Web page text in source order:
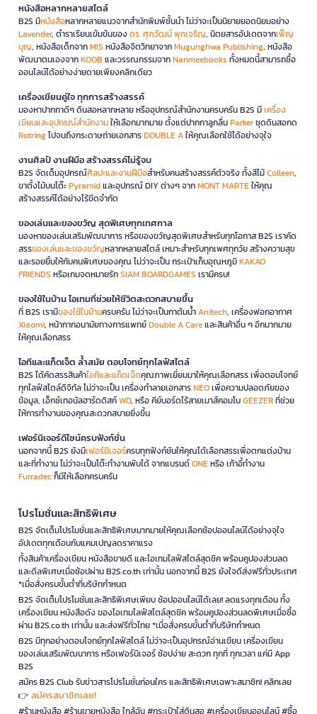
หนังสือหลากหลายสไตล์
B2S มีหนังสือหลากหลายแนวจากสำนักพิมพ์ชั้นนำ ไม่ว่าจะเป็นนิยายยอดนิยมอย่าง
Lavender, ตำราเรียนเข้มข้นของดร. ศุภวัฒน์ พุกเจริญ, นิตยสารอัปเดตจากเพ็ญ
บุญ, หนังสือเด็กจากMIS หนังสือจิตวิทยาจากMugunghwa Publishing, หนังสือ
พัฒนาตนเองจากKOOB และวรรณกรรมจากNanmeebooks ทั้งหมดนี้สามารถซื้อ
ออนไลน์ได้อย่างง่ายดายเพียงคลิกเดียว
เครื่องเขียนคู่ใจ ทุกการสร้างสรรค์
มองหาปากกาดีๆ ดินสอหลากหลาย หรืออุปกรณ์สำนักงานครบครัน B2S มีเครื่อง
เขียนและอุปกรณ์สำนักงานให้เลือกมากมาย ตั้งแต่ปากกาลูกลื่นParkerชุดดินสอกด
Rotringไปจนถึงกระดาษถ่ายเอกสารDOUBLE Aให้คุณเลือกใช้ได้อย่างจุใจ
งานศิลป์ งานฝีมือ สร้างสรรค์ไม่รู้จบ
B2S จัดเต็มอุปกรณ์ศิลปะและงานฝีมือสำหรับคนสร้างสรรค์ตัวจริง ทั้งสีไม้Colleen,
ขาตั้งไม้บนโต๊ะPyramidและอุปกรณ์ DIY ต่างๆ จากMONT MARTEให้คุณ
สร้างสรรค์ได้อย่างไร้ขีดจำกัด
ของเล่นและของขวัญ สุดพิเศษทุกเทศกาล
มองหาของเล่นเสริมพัฒนาการ หรือของขวัญสุดพิเศษสำหรับทุกโอกาส B2S เราคัด
สรรของเล่นและของขวัญหลากหลายสไตล์ เหมาะสำหรับทุกเพศทุกวัย สร้างความสุข
และรอยยิ้มให้กับคนพิเศษของคุณ ไม่ว่าจะเป็น กระเป๋าเก็บอุณหภูมิKAKAO
FRIENDS หรือเกมจดหมายรักSIAM BOARDGAMES เรามีครบ!
ของใช้ในบ้าน ไอเทมที่ช่วยให้ชีวิตสะดวกสบายขึ้น
ที่ B2S เรามีของใช้ในบ้านครบครัน ไม่ว่าจะเป็นกาต้มน้ำAnitech, เครื่องฟอกอากาศ
Xiaomi, หน้ากากอนามัยทางการแพทย์Double A Careและสินค้าอื่น ๆ อีกมากมาย
ให้คุณเลือกสรร
ไอทีและแก็ดเจ็ต ล้ำสมัย ตอบโจทย์ทุกไลฟ์สไตล์
B2S ได้คัดสรรสินค้าไอทีและแก็ดเจ็ตคุณภาพเยี่ยมมาให้คุณเลือกสรร เพื่อตอบโจทย์
ทุกไลฟ์สไตล์ดิจิทัล ไม่ว่าจะเป็น เครื่องทำลายเอกสารNEOเพื่อความปลอดภัยของ
ข้อมูล, เอ็กซ์เทอนัลฮาร์ดดิสก์WD, หรือ คีย์บอร์ดไร้สายเมาส์คอมโบGEEZERที่ช่วย
ให้การทำงานของคุณสะดวกสบายยิ่งขึ้น
เฟอร์นิเจอร์ดีไซน์ครบฟังก์ชั่น
นอกจากนี้ B2S ยังมีเฟอร์นิเจอร์ครบทุกฟังก์ชันให้คุณได้เลือกสรรเพื่อตกแต่งบ้าน
และที่ทำงาน ไม่ว่าจะเป็นโต๊ะทำงานพับได้ จากแบรนด์ONEหรือ เก้าอี้ทำงาน
Furradecก็มีให้เลือกครบครัน
โปรโมชั่นและสิทธิพิเศษ
B2S จัดเต็มโปรโมชั่นและสิทธิพิเศษมากมายให้คุณเลือกช้อปออนไลน์ได้อย่างจุใจ
อัปเดตทุกเดือนกับแคมเปญลดราคาแรง
ทั้งสินค้าเครื่องเขียน หนังสือขายดี และไอเทมไลฟ์สไตล์สุดชิค พร้อมคูปองส่วนลด
และดีลพิเศษเมื่อช้อปผ่าน B2S.co.th เท่านั้น นอกจากนี้ B2S ยังใจดีส่งฟรีทั่วประเทศ
*เมื่อสั่งครบขั้นต่ำที่บริษัทกำหนด
B2S จัดเต็มโปรโมชั่นและสิทธิพิเศษเพียบ ช้อปออนไลน์ได้เลย! ลดแรงทุกเดือน ทั้ง
เครื่องเขียน หนังสือดัง ของไอเทมไลฟ์สไตล์สุดชิค พร้อมคูปองส่วนลดพิเศษเมื่อซื้อ
ผ่าน B2S.co.th เท่านั้น และส่งฟรีทั่วไทย *เมื่อสั่งครบขั้นต่ำที่บริษัทกำหนด
B2S มีทุกอย่างตอบโจทย์ทุกไลฟ์สไตล์ ไม่ว่าจะเป็นอุปกรณ์อ่านเขียน เครื่องเขียน
ของเล่นเสริมพัฒนาการ หรือเฟอร์นิเจอร์ ช้อปง่าย สะดวก ทุกที่ ทุกเวลา แค่มี App
B2S
สมัคร B2S Club รับข่าวสารโปรโมชั่นก่อนใคร และสิทธิพิเศษเฉพาะสมาชิก! คลิกเลย
👉 สมัครสมาชิกเลย!
#ร้านหนังสือ #ร้านขายหนังสือ ใกล้ฉัน #กระเป๋าใส่ดินสอ #เครื่องเขียนออนไลน์ #ซื้อ